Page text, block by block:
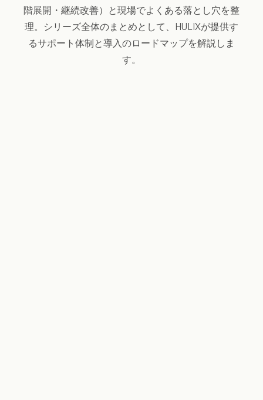
階展開・継続改善）と現場でよくある落とし穴を整
理。シリーズ全体のまとめとして、HULIXが提供す
るサポート体制と導入のロードマップを解説しま
す。